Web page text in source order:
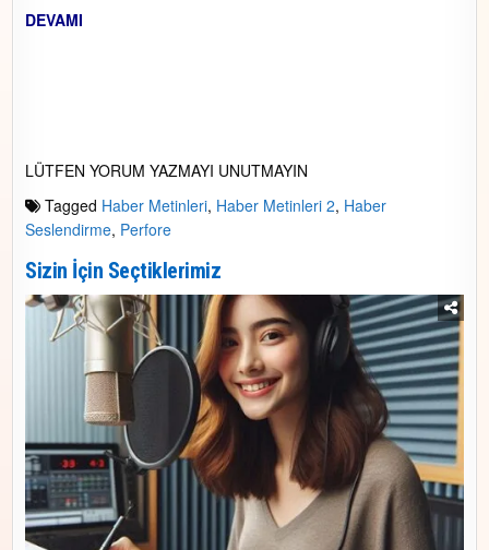
DEVAMI
LÜTFEN YORUM YAZMAYI UNUTMAYIN
Tagged Haber Metinleri, Haber Metinleri 2, Haber
Seslendirme, Perfore
Sizin İçin Seçtiklerimiz